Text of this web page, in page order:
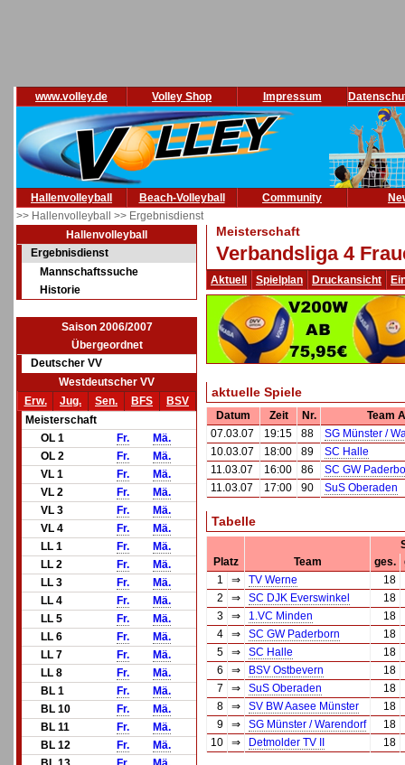
www.volley.de Volley Shop Impressum
Hallenvolleyball Beach-Volleyball Community
>> Hallenvolleyball >> Ergebnisdienst
Hallenvolleyball
Ergebnisdienst
Mannschaftssuche
Historie
Saison 2006/2007
Übergeordnet
Deutscher VV
Westdeutscher VV
Erw.
Jug. Sen. BFS
BSV
Meisterschaft
OL 1
Fr.
Mä.
OL 2
Fr.
Mä.
VL 1
Fr.
Mä.
VL 2
Fr.
Mä.
VL 3
Fr.
Mä.
VL 4
Fr.
Mä.
LL 1
Fr.
Mä.
LL 2
Fr.
Mä.
LL 3
Fr.
Mä.
LL 4
Fr.
Mä.
LL 5
Fr.
Mä.
LL 6
Fr.
Mä.
LL 7
Fr.
Mä.
LL 8
Fr.
Mä.
BL 1
Fr.
Mä.
BL 10
Fr.
Mä.
BL 11
Fr.
Mä.
BL 12
Fr.
Mä.
Meisterschaft
Verbandsliga 4
Aktuell Spielplan Druckansicht
aktuelle Spiele
Datum Zeit Nr.
Team A
07.03.07
19:15 88
SG Münster /
10.03.07
18:00 89
SC Halle
11.03.07
16:00 86
SC GW
11.03.07
17:00 90 SuS Oberaden
Tabelle
Platz
Team ges.
1
⇒ TV Werne
18
2
⇒ SC DJK Everswinkel
18
3
⇒ 1.VC Minden
18
4
⇒ SC GW Paderborn
18
5
⇒ SC Halle
18
6
⇒ BSV Ostbevern
18
7
⇒ SuS Oberaden
18
8
⇒ SV BW Aasee Münster
18
9
⇒ SG Münster / Warendorf
18
10
⇒ Detmolder TV II 18